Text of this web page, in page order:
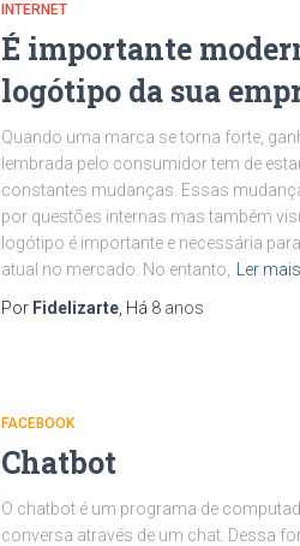
INTERNET
É importante
logótipo da sua
Quando uma marca se torna forte,
lembrada pelo consumidor tem de
constantes mudanças. Essas
por questões internas mas também
logótipo é importante e necessária
atual no mercado. No entanto,
Ler
Por Fidelizarte , Há 8 anos
FACEBOOK
Chatbot
O chatbot é um programa de
conversa através de um chat. Dessa